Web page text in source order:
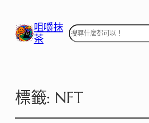
咀嚼抹
茶
搜
尋
標籤: NFT